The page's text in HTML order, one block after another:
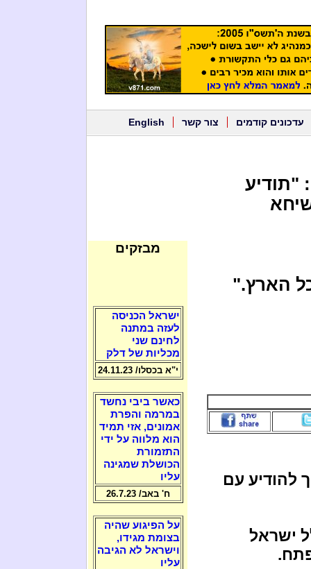
עדכונים קודמים צור קשר English
"תודיע
הארץ."
להודיע עם
ישראל
מבזקים
ישראל הכניסה
לעזה במתנה
לחינם שני
מכליות של דלק
י"א בכסלו/ 24.11.23
כאשר ביבי נחשד
במרמה והפרת
אמונים, אזי תמיד
הוא מלווה על ידי
התזמורת
הכושלת שמגינה
עליו
ח' באב/ 26.7.23
על הפיגוע שהיה
בצומת מגידו,
וישראל לא הגיבה
עליו